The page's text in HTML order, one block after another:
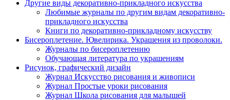
Другие виды декоративно-прикладного искусства
Любимые журналы по другим видам декоративно-
прикладного искусства
Книги по декоративно-прикладному искусству
Бисероплетение. Ювелирика. Украшения из проволоки.
Журналы по бисероплетению
Обучающая литература по украшениям
Рисунок, графический дизайн
Журнал Искусство рисования и живописи
Журнал Простые уроки рисования
Журнал Школа рисования для малышей